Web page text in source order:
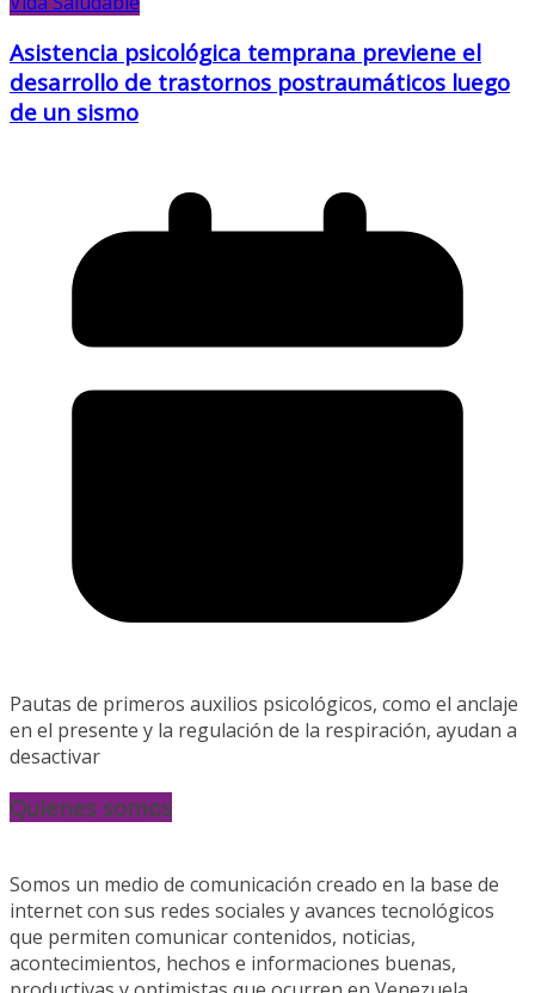
Asistencia psicológica temprana previene el
desarrollo de trastornos postraumáticos luego
de un sismo
Pautas de primeros auxilios psicológicos, como el anclaje
en el presente y la regulación de la respiración, ayudan a
desactivar
Quienes somos
Somos un medio de comunicación creado en la base de
internet con sus redes sociales y avances tecnológicos
que permiten comunicar contenidos, noticias,
acontecimientos, hechos e informaciones buenas,